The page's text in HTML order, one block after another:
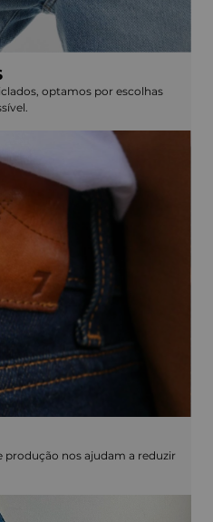
optamos por escolhas
produção nos ajudam a reduzir